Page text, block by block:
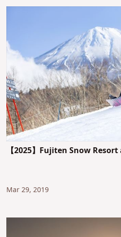
【2025】Fujiten Snow Resort
Mar 29, 2019